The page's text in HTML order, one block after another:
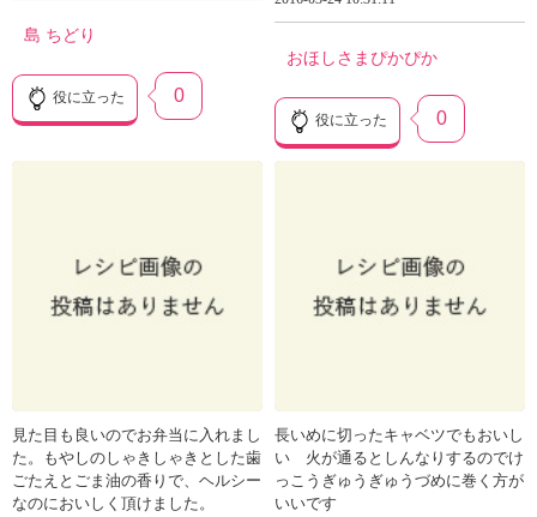
島 ちどり
役に立った 0
おほしさまぴかぴか
役に立った 0
見た目も良いのでお弁当に入れまし
た。もやしのしゃきしゃきとした歯
ごたえとごま油の香りで、ヘルシー
なのにおいしく頂けました。
長いめに切ったキャベツでもおいし
い 火が通るとしんなりするのでけ
っこうぎゅうぎゅうづめに巻く方が
いいです